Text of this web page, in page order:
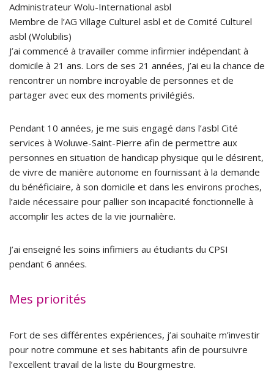
Administrateur Wolu-International asbl
Membre de l’AG Village Culturel asbl et de Comité Culturel
asbl (Wolubilis)
J’ai commencé à travailler comme infirmier indépendant à
domicile à 21 ans. Lors de ses 21 années, j’ai eu la chance de
rencontrer un nombre incroyable de personnes et de
partager avec eux des moments privilégiés.
Pendant 10 années, je me suis engagé dans l’asbl Cité
services à Woluwe-Saint-Pierre afin de permettre aux
personnes en situation de handicap physique qui le désirent,
de vivre de manière autonome en fournissant à la demande
du bénéficiaire, à son domicile et dans les environs proches,
l’aide nécessaire pour pallier son incapacité fonctionnelle à
accomplir les actes de la vie journalière.
J’ai enseigné les soins infimiers au étudiants du CPSI
pendant 6 années.
Mes priorités
Fort de ses différentes expériences, j’ai souhaite m’investir
pour notre commune et ses habitants afin de poursuivre
l’excellent travail de la liste du Bourgmestre.